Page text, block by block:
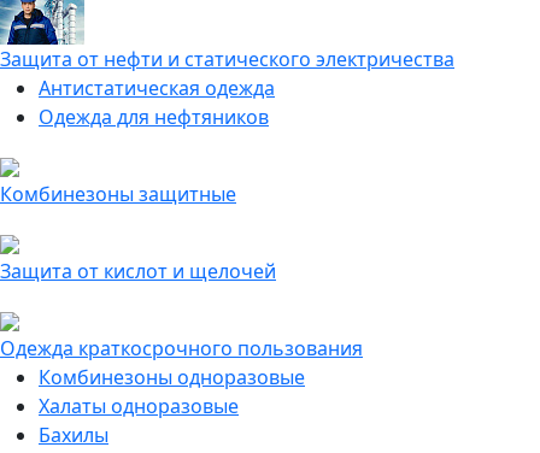
Защита от нефти и статического электричества
Антистатическая одежда
Одежда для нефтяников
Комбинезоны защитные
Защита от кислот и щелочей
Одежда краткосрочного пользования
Комбинезоны одноразовые
Халаты одноразовые
Бахилы